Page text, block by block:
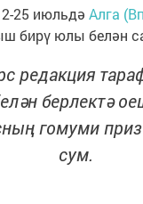
25 июльдә Алга
бирү юлы белән
редакция
берлектә
гомуми
сум.